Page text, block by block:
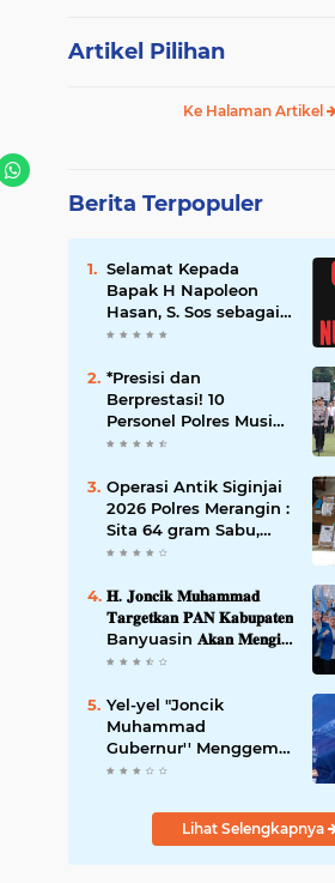
Artikel Pilihan
Ke Halaman Artikel
Berita Terpopuler
Selamat Kepada
Bapak H Napoleon
Hasan, S. Sos sebagai
Ketua DPD G. BRAN
*Presisi dan
Berprestasi! 10
Personel Polres Musi
Rawas Raih
Bergengsi dari
Kapolda Sumsel*
Operasi Antik Siginjai
2026 Polres Merangin :
Sita 64 gram Sabu,
42,46 gram Ganja, 5
Amankan 21 Orang
Tersangka
𝐇. 𝐉𝐨𝐧𝐜𝐢𝐤 𝐌𝐮𝐡𝐚𝐦𝐦𝐚𝐝
𝐓𝐚𝐫𝐠𝐞𝐭𝐤𝐚𝐧 𝐏𝐀𝐍 𝐊𝐚𝐛𝐮𝐩𝐚𝐭𝐞𝐧
Banyuasin 𝐀𝐤𝐚𝐧 𝐌𝐞𝐧𝐠𝐢𝐬𝐢
𝐊𝐮𝐫𝐬𝐢 𝐃𝐞𝐰𝐚𝐧 𝐃𝐚𝐫𝐢 𝐓𝐢𝐧𝐠𝐤𝐚𝐭
𝐑𝐈
Yel-yel "Joncik
Muhammad
Gubernur'' Menggems
di Seantero Sumsel
Lihat Selengkapnya